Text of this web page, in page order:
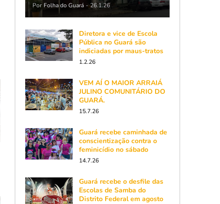
Por Folha do Guará - 26.1.26
Diretora e vice de Escola
Pública no Guará são
indiciadas por maus-tratos
1.2.26
VEM AÍ O MAIOR ARRAIÁ
JULINO COMUNITÁRIO DO
GUARÁ.
15.7.26
Guará recebe caminhada de
conscientização contra o
feminicídio no sábado
14.7.26
Guará recebe o desfile das
Escolas de Samba do
Distrito Federal em agosto